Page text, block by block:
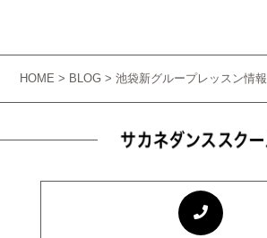
HOME> BLOG > 池袋新グループレッスン情報